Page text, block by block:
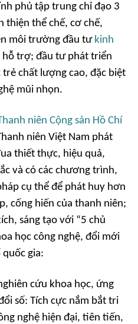
phủ tập trung chỉ đạo 3
thiện thể chế, cơ chế,
môi trường đầu tư kinh
hỗ trợ; đầu tư phát triển
chất lượng cao, đặc biệt
mũi nhọn.
niên Cộng sản Hồ Chí
niên Việt Nam phát
thiết thực, hiệu quả,
và có các chương trình,
cụ thể để phát huy hơn
cống hiến của thanh niên;
sáng tạo với “5 chủ
học công nghệ, đổi mới
quốc gia:
cứu khoa học, ứng
số: Tích cực nắm bắt tri
nghệ hiện đại, tiên tiến,